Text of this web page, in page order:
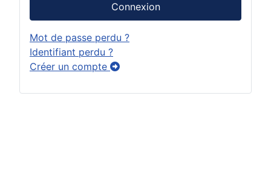
Connexion
Mot de passe perdu ?
Identifiant perdu ?
Créer un compte